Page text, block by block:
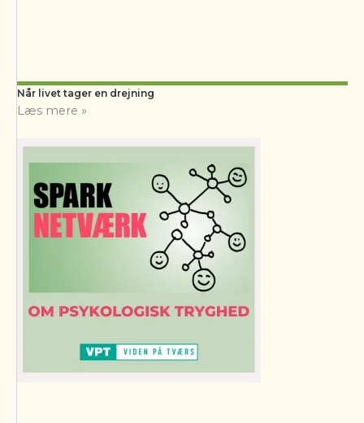
Når livet tager en drejning
Læs mere »